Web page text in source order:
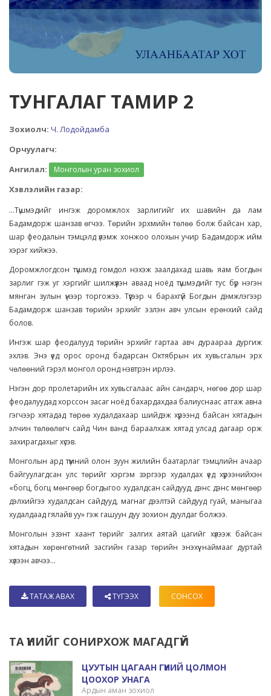
ТУНГАЛАГ ТАМИР 2
Зохиолч: Ч. Лодойдамба
Орчуулагч:
Ангилал:
Монголын уран зохиол
Хэвлэлийн газар:
...Түшмэдийг ингэж доромжлох зарлигийг их шавийн да лам
Бадамдорж шанзав өгчээ. Төрийн эрхмийн төлөө болж байсан хар,
шар феодалын тэмцэлд үлэмж хонжоо олохын учир Бадамдорж ийм
хэрэг хийжээ.
Доромжлогдсон түшмэд гомдол нэхэж заалдахад шавь яам богдын
зарлиг гэж уг хэргийг шилжүүлэн аваад ноёд түшмэдийг тус бүр нэгэн
мянган зулын үнээр торгожээ. Түүгээр ч барахгүй Богдын дэмжлэгээр
Бадамдорж шанзав төрийн эрхийг эзлэн авч улсын ерөнхий сайд
болов.
Ингэж шар феодалууд төрийн эрхийг гартаа авч дураараа дургиж
эхлэв. Энэ үед орос оронд бадарсан Октябрын их хувьсгалын эрх
чөлөөний гэрэл монгол оронд нэвтрэн ирлээ.
Нэгэн дор пролетарийн их хувьсгалаас айн сандарч, нөгөө дор шар
феодалуудад хорссон засаг ноёд бахардахдаа балиуснаас атгаж авна
гэгчээр хятадад төрөө худалдахаар шийдэж хүрээнд байсан хятадын
элчин төлөөлөгч сайд Чин ванд бараалхаж хятад улсад дагаар орж
захирагдахыг хүсэв.
Монголын ард түмний олон зуун жилийн баатарлаг тэмцлийн ачаар
байгуулагдсан улс төрийг хэргэм зэргээр худалдах үед хүрээнийхэн
«богц, богц мөнгөөр богдыгоо худалдсан сайдууд, дэнс дэнс мөнгөөр
дэлхийгээ худалдсан сайдууд, магнаг дээлтэй сайдууд гуай, маныгаа
худалдаад гялайв уу» гэж гашуун дуу зохион дуулдаг болжээ.
Монголын эзэнт хаант төрийг залгих аятай цагийг хүлээж байсан
хятадын хөрөнгөтний засгийн газар төрийн энэхүү наймааг дуртай
хүлээн авчээ...
ТАТАЖ АВАХ ТҮГЭЭХ СОНСОХ
ТА ҮҮНИЙГ СОНИРХОЖ МАГАДГҮЙ
ЦУУТЫН ЦАГААН ГҮҮНИЙ ЦОЛМОН
ЦООХОР УНАГА
Ардын аман зохиол